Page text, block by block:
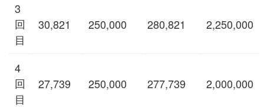
3
回
目
30,821 250,000 280,821 2,250,000
4
回
目
27,739 250,000 277,739 2,000,000